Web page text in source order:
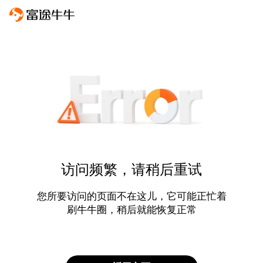
访问频繁，请稍后重试
您所要访问的页面不在这儿，它可能正忙着
刷牛牛圈，稍后就能恢复正常